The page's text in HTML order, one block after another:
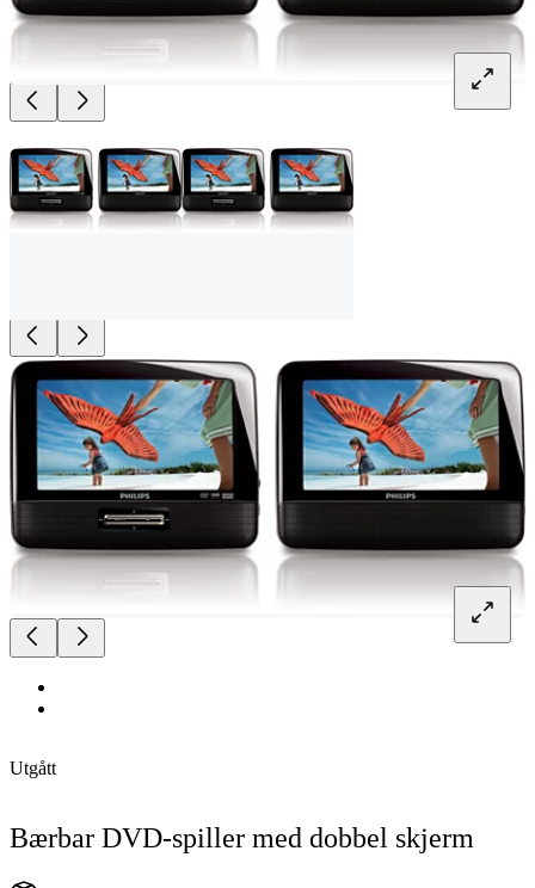
Utgått
Bærbar DVD-spiller med dobbel skjerm